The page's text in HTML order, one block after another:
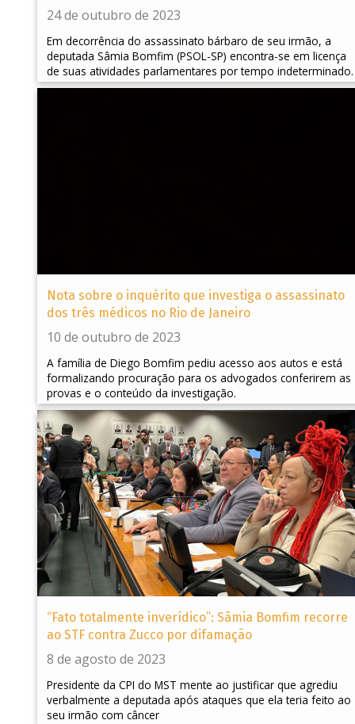
24 de outubro de 2023
Em decorrência do assassinato bárbaro de seu irmão, a
deputada Sâmia Bomfim (PSOL-SP) encontra-se em licença
de suas atividades parlamentares por tempo indeterminado.
Nota sobre o inquérito que investiga o assassinato
dos três médicos no Rio de Janeiro
10 de outubro de 2023
A família de Diego Bomfim pediu acesso aos autos e está
formalizando procuração para os advogados conferirem as
provas e o conteúdo da investigação.
“Fato totalmente inverídico”: Sâmia Bomfim recorre
ao STF contra Zucco por difamação
8 de agosto de 2023
Presidente da CPI do MST mente ao justificar que agrediu
verbalmente a deputada após ataques que ela teria feito ao
seu irmão com câncer